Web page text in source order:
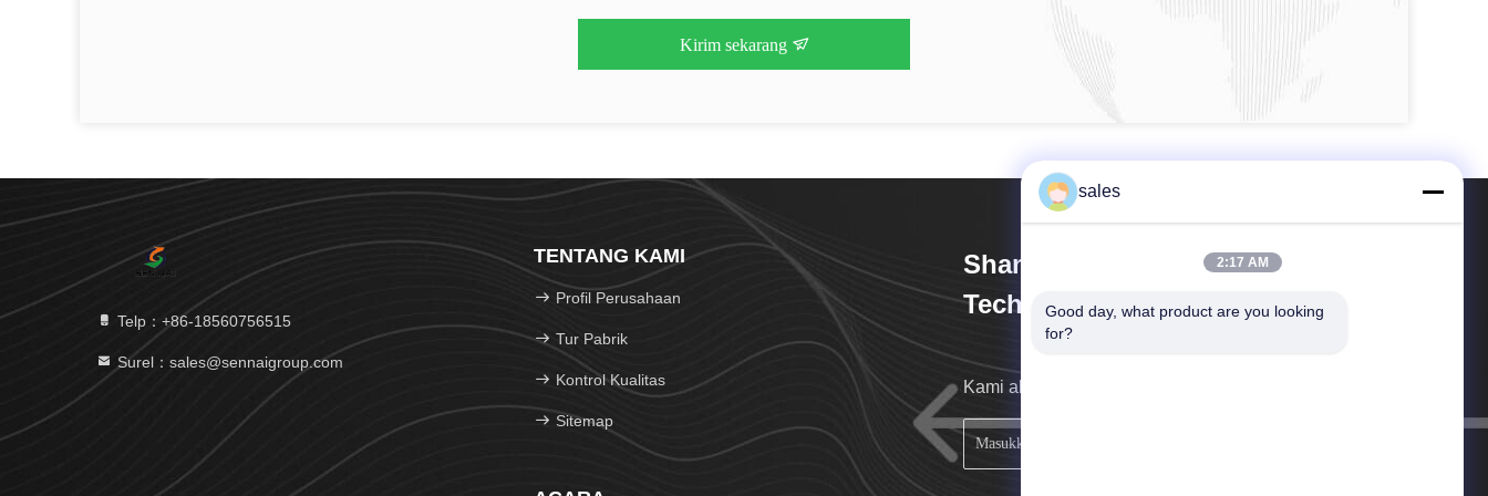
Kirim sekarang
Telp：+86-18560756515
Surel：sales@sennaigroup.com
TENTANG KAMI
Profil Perusahaan
Tur Pabrik
Kontrol Kualitas
Sitemap
Shandong Sennai Intelligent
Technology Co., Ltd.
Kami akan menghubungi Anda sesegera mungkin.
sales
2:17 AM
Good day, what product are you looking
for?